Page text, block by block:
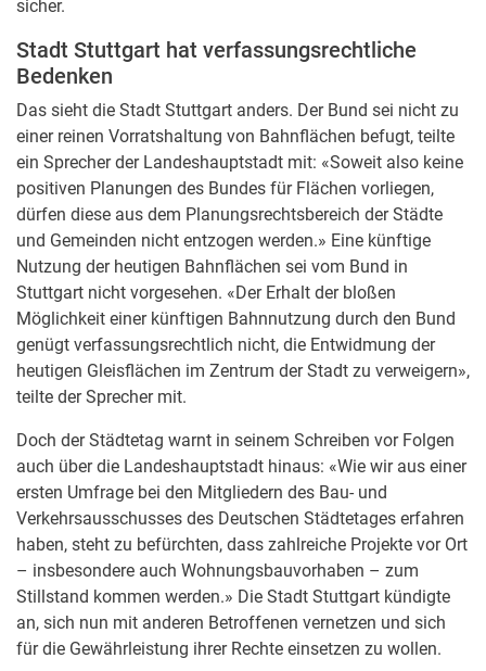
sicher.
Stadt Stuttgart hat verfassungsrechtliche
Bedenken
Das sieht die Stadt Stuttgart anders. Der Bund sei nicht zu
einer reinen Vorratshaltung von Bahnflächen befugt, teilte
ein Sprecher der Landeshauptstadt mit: «Soweit also keine
positiven Planungen des Bundes für Flächen vorliegen,
dürfen diese aus dem Planungsrechtsbereich der Städte
und Gemeinden nicht entzogen werden.» Eine künftige
Nutzung der heutigen Bahnflächen sei vom Bund in
Stuttgart nicht vorgesehen. «Der Erhalt der bloßen
Möglichkeit einer künftigen Bahnnutzung durch den Bund
genügt verfassungsrechtlich nicht, die Entwidmung der
heutigen Gleisflächen im Zentrum der Stadt zu verweigern»,
teilte der Sprecher mit.
Doch der Städtetag warnt in seinem Schreiben vor Folgen
auch über die Landeshauptstadt hinaus: «Wie wir aus einer
ersten Umfrage bei den Mitgliedern des Bau- und
Verkehrsausschusses des Deutschen Städtetages erfahren
haben, steht zu befürchten, dass zahlreiche Projekte vor Ort
– insbesondere auch Wohnungsbauvorhaben – zum
Stillstand kommen werden.» Die Stadt Stuttgart kündigte
an, sich nun mit anderen Betroffenen vernetzen und sich
für die Gewährleistung ihrer Rechte einsetzen zu wollen.